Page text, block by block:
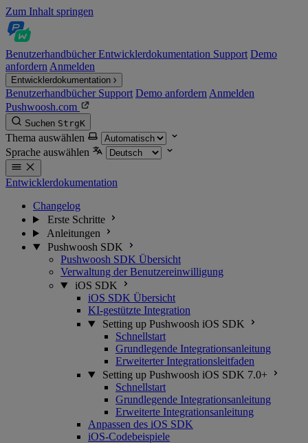
Zum Inhalt springen
BenutzerhandbücherEntwicklerdokumentation Support Demo
anfordern Anmelden
Entwicklerdokumentation
Benutzerhandbücher Support Demo anfordern Anmelden
Pushwoosh.com
Suchen StrgK
Thema auswählen
Sprache auswählen
Entwicklerdokumentation
Changelog
Erste Schritte
Anleitungen
Pushwoosh SDK
Pushwoosh SDK Übersicht
Verwaltung der Benutzereinwilligung
iOS SDK
iOS SDK Übersicht
KI-gestützte Integration
Setting up Pushwoosh iOS SDK
Schnellstart
Grundlegende Integrationsanleitung
Erweiterter Integrationsleitfaden
Setting up Pushwoosh iOS SDK 7.0+
Schnellstart
Grundlegende Integrationsanleitung
Erweiterte Integrationsanleitung
Anpassen des iOS SDK
iOS-Codebeispiele